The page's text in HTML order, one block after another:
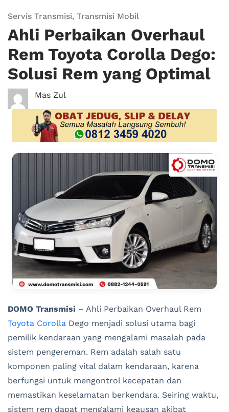
Servis Transmisi, Transmisi Mobil
Ahli Perbaikan Overhaul
Rem Toyota Corolla Dego:
Solusi Rem yang Optimal
Mas Zul
DOMO Transmisi – Ahli Perbaikan Overhaul Rem
Toyota Corolla Dego menjadi solusi utama bagi
pemilik kendaraan yang mengalami masalah pada
sistem pengereman. Rem adalah salah satu
komponen paling vital dalam kendaraan, karena
berfungsi untuk mengontrol kecepatan dan
memastikan keselamatan berkendara. Seiring waktu,
sistem rem dapat mengalami keausan akibat